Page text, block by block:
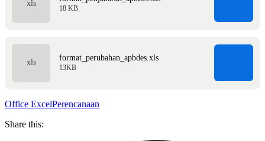
18 KB
format_perubahan_apbdes.xls
13KB
Office ExcelPerencanaan
Share this: